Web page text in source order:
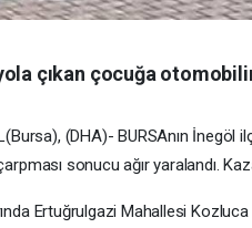
çıkan çocuğa
(DHA)- BURSAnın İnegöl
sonucu ağır yaralandı.
Ertuğrulgazi Mahallesi